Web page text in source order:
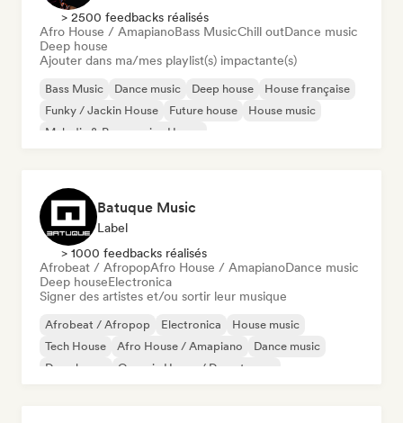
> 2500 feedbacks réalisés
Afro House / AmapianoBass MusicChill outDance music
Deep house
Ajouter dans ma/mes playlist(s) impactante(s)
Bass Music Dance music Deep house
House française
Funky / Jackin House
Future house
House music
Melodic & Progressive House
Batuque Music
Label
> 1000 feedbacks réalisés
Afrobeat / AfropopAfro House / AmapianoDance music
Deep houseElectronica
Signer des artistes et/ou sortir leur musique
Afrobeat / Afropop Electronica
House music
Tech House
Afro House / Amapiano
Dance music
Deep house
Organic House / Downtempo